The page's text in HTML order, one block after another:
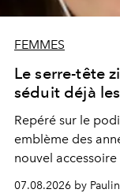
FEMMES
Le serre-tête
séduit déjà
Repéré sur le
emblème des
nouvel
s'arrachent déjà.
07.08.2026 by